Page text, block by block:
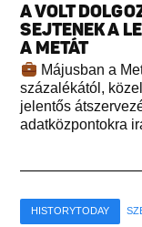
A VOLT
SEJTENEK A
A METÁT
Májusban a
százalékától,
jelentős
adatközpontokra
HISTORYTODAY